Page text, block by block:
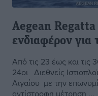
Aegean
ενδιαφέρον
Από τις 23 έως και τις
24οι Διεθνείς
Αιγαίου με την
αντίστροφη μέτρηση ...